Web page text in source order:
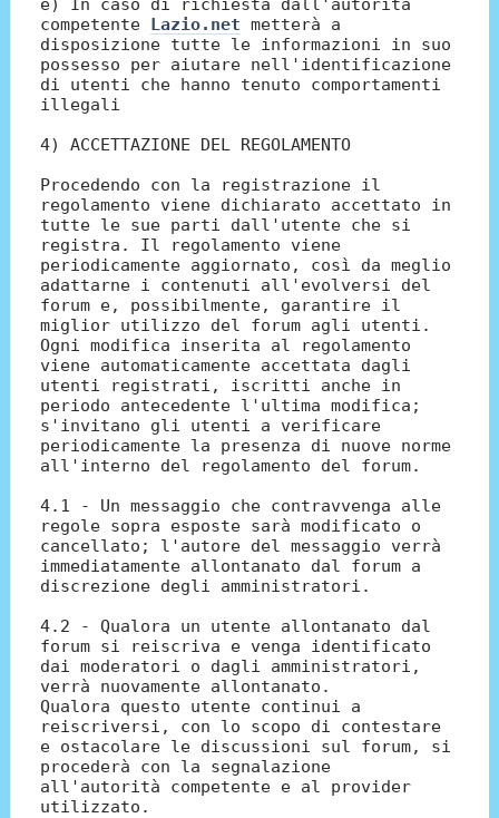
e) In caso di richiesta dall'autorità
competente Lazio.net metterà a
disposizione tutte le informazioni in suo
possesso per aiutare nell'identificazione
di utenti che hanno tenuto comportamenti
illegali
4) ACCETTAZIONE DEL REGOLAMENTO
Procedendo con la registrazione il
regolamento viene dichiarato accettato in
tutte le sue parti dall'utente che si
registra. Il regolamento viene
periodicamente aggiornato, così da meglio
adattarne i contenuti all'evolversi del
forum e, possibilmente, garantire il
miglior utilizzo del forum agli utenti.
Ogni modifica inserita al regolamento
viene automaticamente accettata dagli
utenti registrati, iscritti anche in
periodo antecedente l'ultima modifica;
s'invitano gli utenti a verificare
periodicamente la presenza di nuove norme
all'interno del regolamento del forum.
4.1 - Un messaggio che contravvenga alle
regole sopra esposte sarà modificato o
cancellato; l'autore del messaggio verrà
immediatamente allontanato dal forum a
discrezione degli amministratori.
4.2 - Qualora un utente allontanato dal
forum si reiscriva e venga identificato
dai moderatori o dagli amministratori,
verrà nuovamente allontanato.
Qualora questo utente continui a
reiscriversi, con lo scopo di contestare
e ostacolare le discussioni sul forum, si
procederà con la segnalazione
all'autorità competente e al provider
utilizzato.